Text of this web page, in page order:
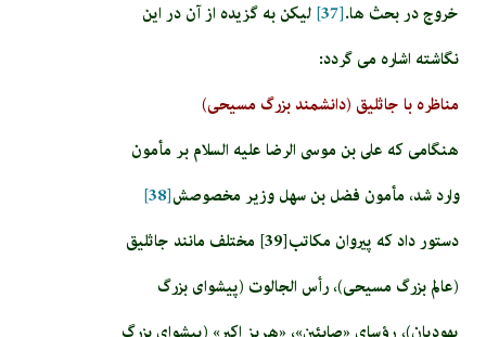
خروج در بحث ها.[37]
لیکن به گزیده از آن در این
نگاشته اشاره می گردد:
مناظره با جاثليق (دانشمند بزرگ مسيحى)
هنگامى كه على بن موسى الرضا عليه السلام بر مأمون
وارد شد، مأمون فضل بن سهل وزير مخصوصش‏[38]
دستور داد كه پيروان مكاتب‏[39] مختلف مانند جاثليق
(عالم بزرگ مسيحى)، رأس الجالوت (پيشواى بزرگ